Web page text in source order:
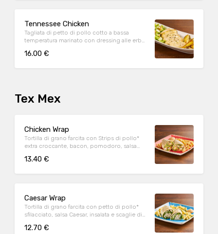
Tennessee Chicken
Tagliata di petto di pollo cotto a bassa
temperatura marinato con dressing alle erbe,
patate al forno
16.00 €
Tex Mex
Chicken Wrap
Tortilla di grano farcita con Strips di pollo*
extra croccante, bacon, pomodoro, salsa
patate* Fries e salsa OWW
13.40 €
Caesar Wrap
Tortilla di grano farcita con petto di pollo*
sfilacciato, salsa Caesar, insalata e scaglie di
patate* Fries e salsa OWW
12.70 €